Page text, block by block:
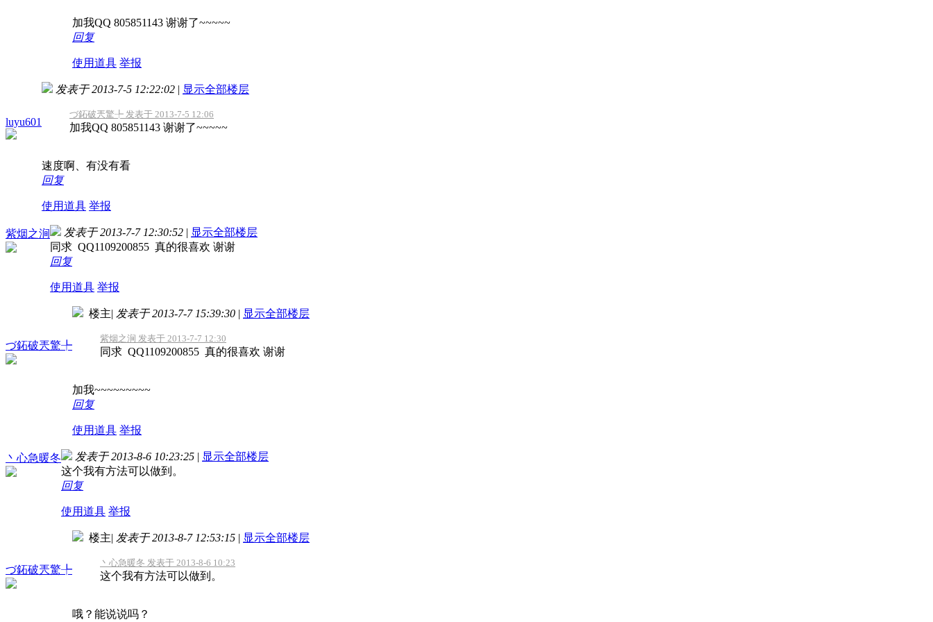
加我QQ 805851143 谢谢了~~~~~
回复
使用道具 举报
luyu601
发表于 2013-7-5 12:22:02 | 显示全部楼层
づ鉐破兲驚╄ 发表于 2013-7-5 12:06
加我QQ 805851143 谢谢了~~~~~
速度啊、有没有看
回复
使用道具 举报
紫烟之涧 发表于 2013-7-7 12:30:52 | 显示全部楼层
同求 QQ1109200855 真的很喜欢 谢谢
回复
使用道具 举报
づ鉐破兲驚╄
楼主| 发表于 2013-7-7 15:39:30 | 显示全部楼层
紫烟之涧 发表于 2013-7-7 12:30
同求 QQ1109200855 真的很喜欢 谢谢
加我~~~~~~~~~
回复
使用道具 举报
丶心急暖冬 发表于 2013-8-6 10:23:25 | 显示全部楼层
这个我有方法可以做到。
回复
使用道具 举报
づ鉐破兲驚╄
楼主| 发表于 2013-8-7 12:53:15 | 显示全部楼层
丶心急暖冬 发表于 2013-8-6 10:23
这个我有方法可以做到。
哦？能说说吗？